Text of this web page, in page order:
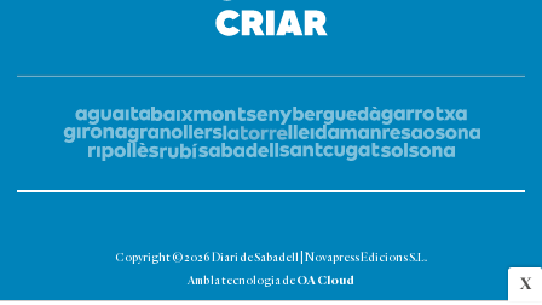
X
Copyright © 2026 Diari de Sabadell | Novapress Edicions S.L.
Amb la tecnologia de OA Cloud